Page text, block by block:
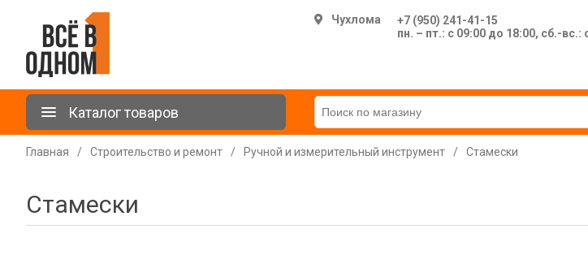
Чухлома
+7 (950) 241-41-15
пн. – пт.: с 09:00 до 18:00, сб.-вс.:
Каталог товаров
Главная / Строительство и ремонт / Ручной и измерительный инструмент / Стамески
Стамески